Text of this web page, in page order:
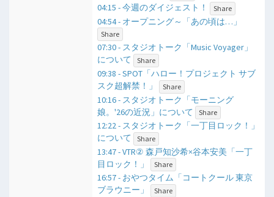
04:15 - 今週のダイジェスト！ Share
04:54 - オープニング～「あの頃は…」
Share
07:30 - スタジオトーク「Music Voyager」
について
Share
09:38 - SPOT「ハロー！プロジェクト サブ
スク超解禁！」
Share
10:16 - スタジオトーク「モーニング
娘。'26の近況」について
Share
12:22 - スタジオトーク「一丁目ロック！」
について
Share
13:47 - VTR② 森戸知沙希×谷本安美「一丁
目ロック！」
Share
16:57 - おやつタイム「コートクール 東京
ブラウニー」
Share